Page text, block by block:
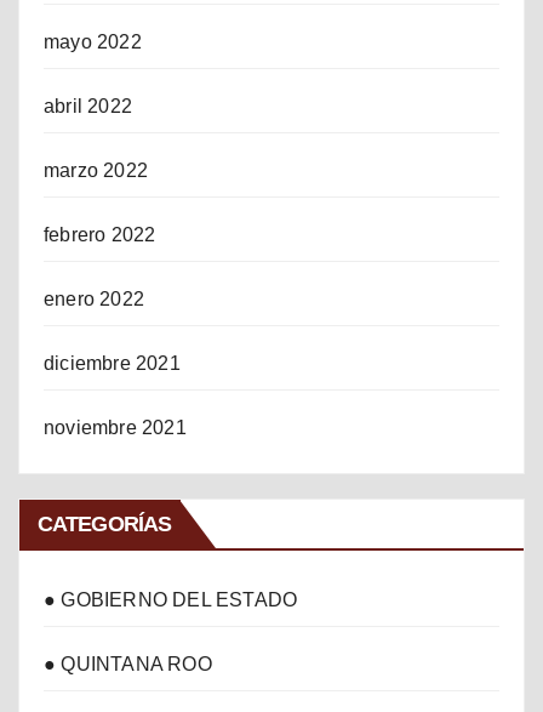
mayo 2022
abril 2022
marzo 2022
febrero 2022
enero 2022
diciembre 2021
noviembre 2021
CATEGORÍAS
● GOBIERNO DEL ESTADO
● QUINTANA ROO